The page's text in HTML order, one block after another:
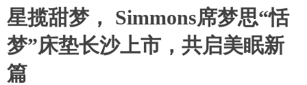
星揽甜梦， Simmons席梦思“恬
梦”床垫长沙上市，共启美眠新
篇